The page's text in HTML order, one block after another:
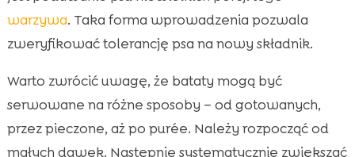
warzywa. Taka forma wprowadzenia pozwala
zweryfikować tolerancję psa na nowy składnik.
Warto zwrócić uwagę, że bataty mogą być
serwowane na różne sposoby – od gotowanych,
przez pieczone, aż po purée. Należy rozpocząć od
małych dawek. Następnie systematycznie zwiększać